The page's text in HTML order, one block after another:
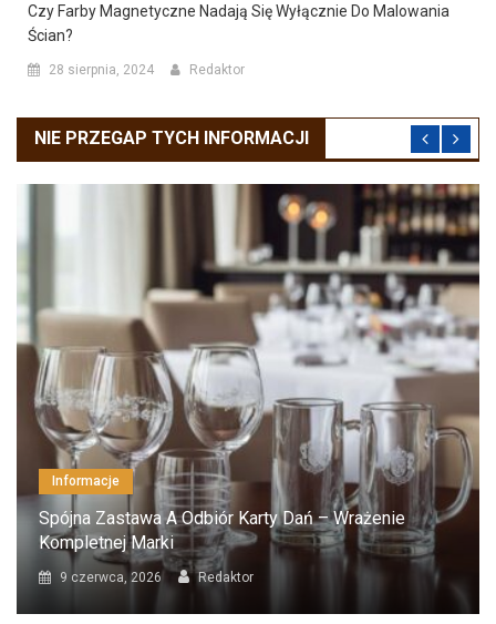
Czy Farby Magnetyczne Nadają Się Wyłącznie Do Malowania
Ścian?
28 sierpnia, 2024 Redaktor
NIE PRZEGAP TYCH INFORMACJI
Informacje
Spójna Zastawa A Odbiór Karty Dań – Wrażenie
Kompletnej Marki
9 czerwca, 2026 Redaktor